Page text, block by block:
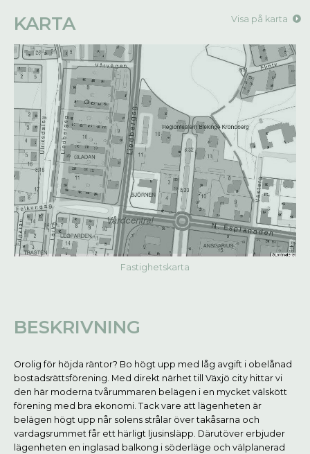
KARTA Visa på karta
Fastighetskarta
BESKRIVNING
Orolig för höjda räntor? Bo högt upp med låg avgift i obelånad
bostadsrättsförening. Med direkt närhet till Växjö city hittar vi
den här moderna tvårummaren belägen i en mycket välskött
förening med bra ekonomi. Tack vare att lägenheten är
belägen högt upp når solens strålar över takåsarna och
vardagsrummet får ett härligt ljusinsläpp. Därutöver erbjuder
lägenheten en inglasad balkong i söderläge och välplanerad